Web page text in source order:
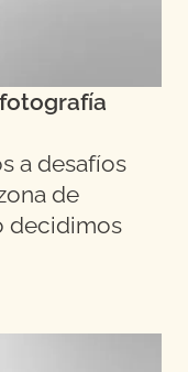
a desafíos
de
decidimos